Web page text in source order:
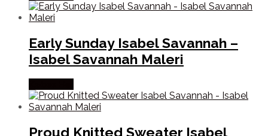
Early Sunday Isabel Savannah –
Isabel Savannah Maleri
Proud Knitted Sweater Isabel